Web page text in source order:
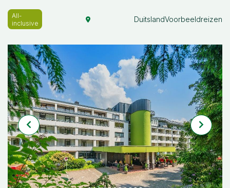
All-
inclusive
DuitslandVoorbeeldreizen